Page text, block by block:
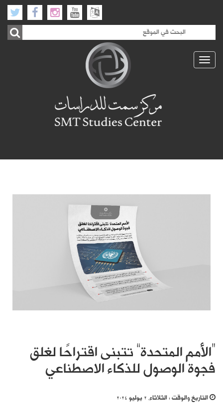
Toggle
navigation
“الأمم المتحدة” تتبنى اقتراحًا لغلق
فجوة الوصول للذكاء الاصطناعي
التاريخ والوقت :الثلاثاء, 2 يوليو 2024